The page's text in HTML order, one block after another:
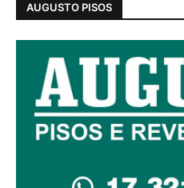
AUGUSTO PISOS